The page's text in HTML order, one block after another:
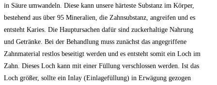
in Säure umwandeln. Diese kann unsere härteste Substanz im Körper,
bestehend aus über 95 Mineralien, die Zahnsubstanz, angreifen und es
entsteht Karies. Die Hauptursachen dafür sind zuckerhaltige Nahrung
und Getränke. Bei der Behandlung muss zunächst das angegriffene
Zahnmaterial restlos beseitigt werden und es entsteht somit ein Loch im
Zahn. Dieses Loch kann mit einer Füllung verschlossen werden. Ist das
Loch größer, sollte ein Inlay (Einlagefüllung) in Erwägung gezogen